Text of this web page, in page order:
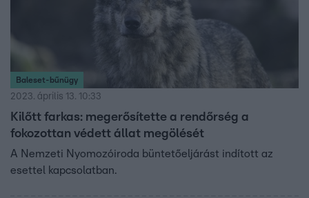
Baleset-bűnügy
2023. április 13. 10:33
Kilőtt farkas: megerősítette a rendőrség a
fokozottan védett állat megölését
A Nemzeti Nyomozóiroda büntetőeljárást indított az
esettel kapcsolatban.